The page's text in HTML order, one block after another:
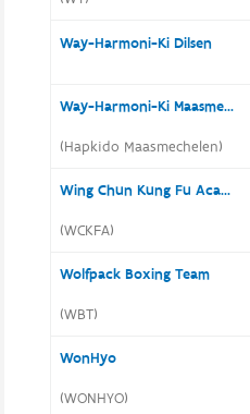
Way-Harmoni-Ki Dilsen
Way-Harmoni-Ki Maasmechelen
(Hapkido Maasmechelen)
Wing Chun Kung Fu Academie
(WCKFA)
Wolfpack Boxing Team
(WBT)
WonHyo
(WONHYO)